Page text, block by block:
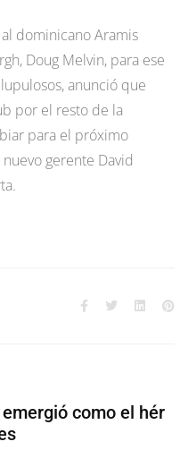
dominicano Aramis
Doug Melvin, para ese
anunció que
por el resto de la
para el próximo
gerente David
como el hér